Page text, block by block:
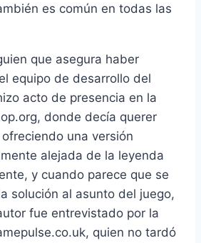
es común en todas las
que asegura haber
equipo de desarrollo del
acto de presencia en la
donde decí­a querer
una versión
alejada de la leyenda
y cuando parece que se
solución al asunto del juego,
fue entrevistado por la
quien no tardó